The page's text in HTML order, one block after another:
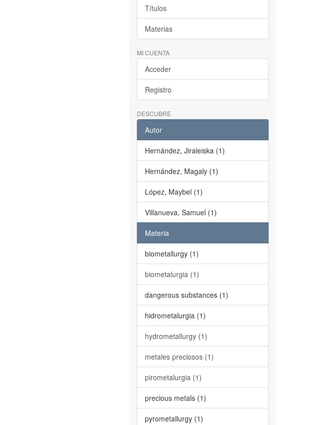
Títulos
Materias
MI CUENTA
Acceder
Registro
DESCUBRE
Autor
Hernández, Jiraleiska (1)
Hernández, Magaly (1)
López, Maybel (1)
Villanueva, Samuel (1)
Materia
biometallurgy (1)
biometalurgia (1)
dangerous substances (1)
hidrometalurgia (1)
hydrometallurgy (1)
metales preciosos (1)
pirometalurgia (1)
precious metals (1)
pyrometallurgy (1)